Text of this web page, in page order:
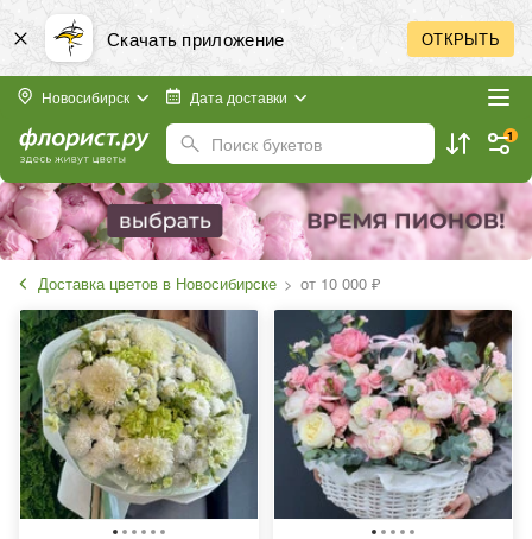
Скачать приложение ОТКРЫТЬ
Новосибирск Дата доставки
Поиск букетов 1
Доставка цветов в Новосибирске от 10 000 ₽